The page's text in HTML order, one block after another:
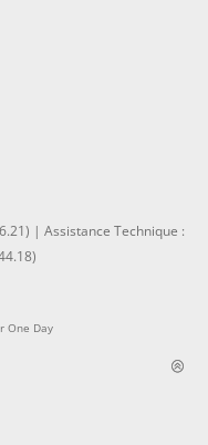
| Assistance Technique :
One Day